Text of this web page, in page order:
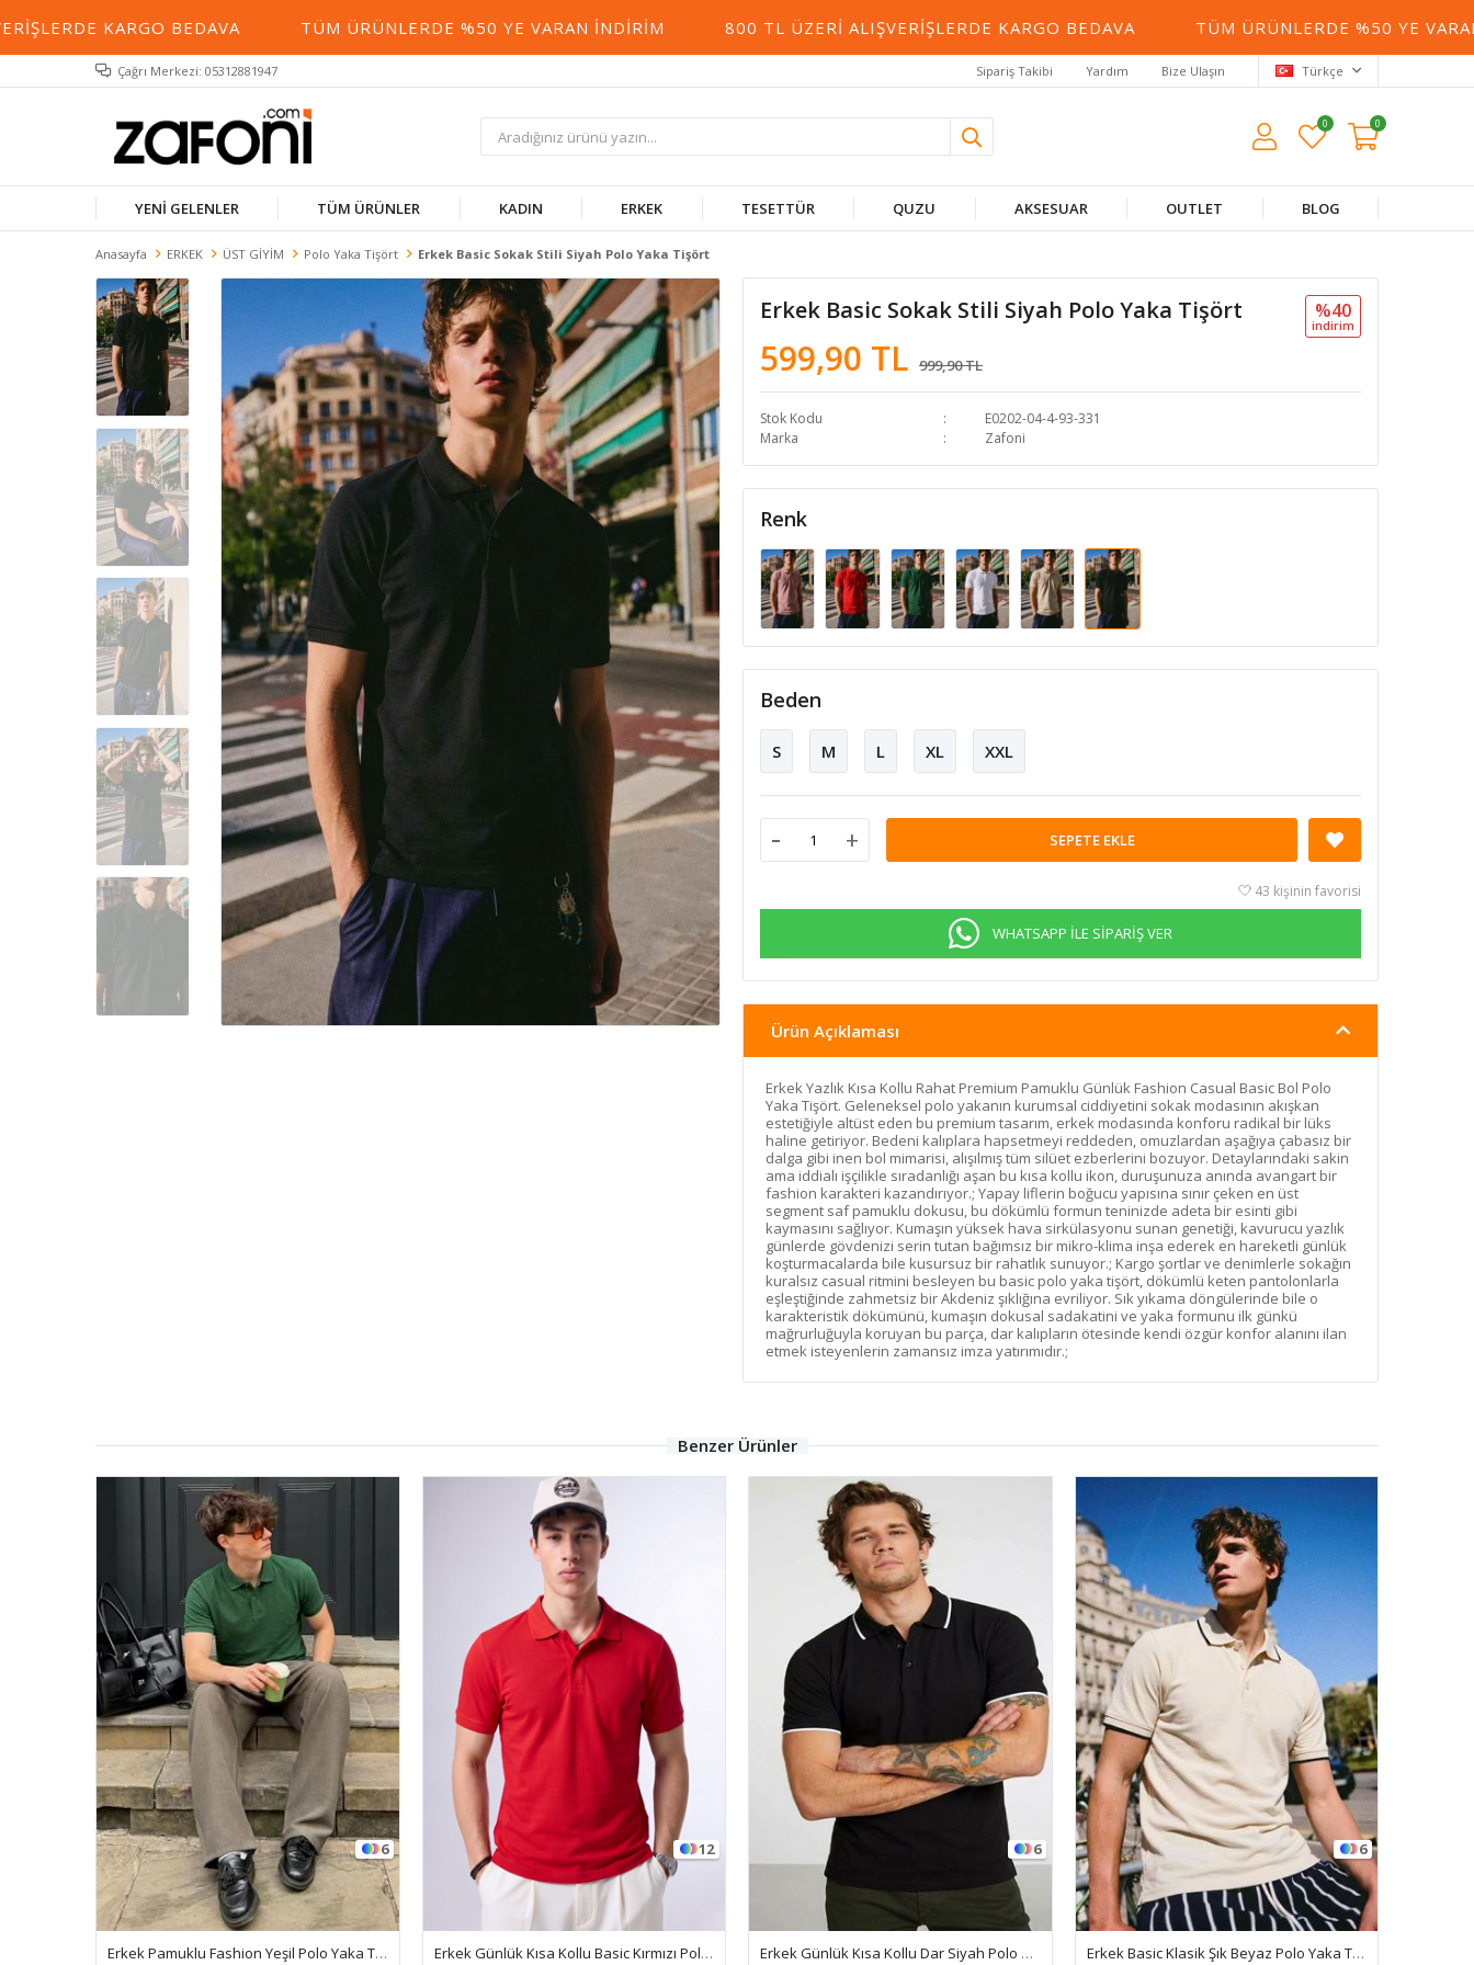
KARGO BEDAVA TÜM ÜRÜNLERDE %50 YE VARAN İNDIRIM 800 TL ÜZERI ALIŞVERIŞLERDE KARGO BEDAVA TÜM ÜRÜNLERDE %50 YE VARAN
Çağrı Merkezi: 05312881947 Sipariş Takibi Yardım Bize Ulaşın Türkçe
0 0
YENİ GELENLER TÜM ÜRÜNLER KADIN ERKEK TESETTÜR QUZU AKSESUAR OUTLET BLOG
Anasayfa ERKEK ÜST GİYİM Polo Yaka Tişört Erkek Basic Sokak Stili Siyah Polo Yaka Tişört
Erkek Basic Sokak Stili Siyah Polo Yaka Tişört
599,90 TL 999,90 TL
%40
i̇ndi̇ri̇m
Stok Kodu
E0202-04-4-93-331
Marka
Zafoni
Renk
Beden
S M L XL XXL
- + SEPETE EKLE
43 kişinin favorisi
WHATSAPP İLE SİPARİŞ VER
Ürün Açıklaması
Erkek Yazlık Kısa Kollu Rahat Premium Pamuklu Günlük Fashion Casual Basic Bol Polo
Yaka Tişört. Geleneksel polo yakanın kurumsal ciddiyetini sokak modasının akışkan
estetiğiyle altüst eden bu premium tasarım, erkek modasında konforu radikal bir lüks
haline getiriyor. Bedeni kalıplara hapsetmeyi reddeden, omuzlardan aşağıya çabasız bir
dalga gibi inen bol mimarisi, alışılmış tüm silüet ezberlerini bozuyor. Detaylarındaki sakin
ama iddialı işçilikle sıradanlığı aşan bu kısa kollu ikon, duruşunuza anında avangart bir
fashion karakteri kazandırıyor.; Yapay liflerin boğucu yapısına sınır çeken en üst
segment saf pamuklu dokusu, bu dökümlü formun teninizde adeta bir esinti gibi
kaymasını sağlıyor. Kumaşın yüksek hava sirkülasyonu sunan genetiği, kavurucu yazlık
günlerde gövdenizi serin tutan bağımsız bir mikro-klima inşa ederek en hareketli günlük
koşturmacalarda bile kusursuz bir rahatlık sunuyor.; Kargo şortlar ve denimlerle sokağın
kuralsız casual ritmini besleyen bu basic polo yaka tişört, dökümlü keten pantolonlarla
eşleştiğinde zahmetsiz bir Akdeniz şıklığına evriliyor. Sık yıkama döngülerinde bile o
karakteristik dökümünü, kumaşın dokusal sadakatini ve yaka formunu ilk günkü
mağrurluğuyla koruyan bu parça, dar kalıpların ötesinde kendi özgür konfor alanını ilan
etmek isteyenlerin zamansız imza yatırımıdır.;
Benzer Ürünler
6
Erkek Pamuklu Fashion Yeşil Polo Yaka Tişört
12
Erkek Günlük Kısa Kollu Basic Kırmızı Polo Yaka Tişört
6
Erkek Günlük Kısa Kollu Dar Siyah Polo Yaka Tişört
6
Erkek Basic Klasik Şık Beyaz Polo Yaka Tişört